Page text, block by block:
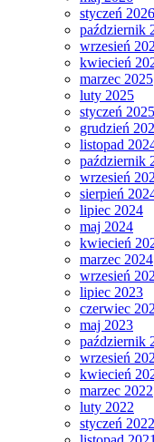
styczeń 2026
październik
wrzesień
kwiecień
marzec 2025
luty 2025
styczeń 2025
grudzień
listopad
październik
wrzesień
sierpień
lipiec 2024
maj 2024
kwiecień
marzec 2024
wrzesień
lipiec 2023
czerwiec
maj 2023
październik
wrzesień
kwiecień
marzec 2022
luty 2022
styczeń 2022